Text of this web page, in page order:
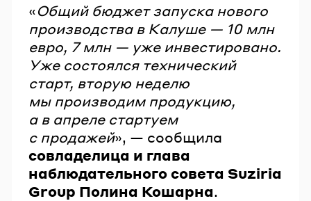
«Общий бюджет запуска нового
производства в Калуше — 10 млн
евро, 7 млн — уже инвестировано.
Уже состоялся технический
старт, вторую неделю
мы производим продукцию,
а в апреле стартуем
с продажей», — сообщила
совладелица и глава
наблюдательного совета Suziria
Group Полина Кошарна.